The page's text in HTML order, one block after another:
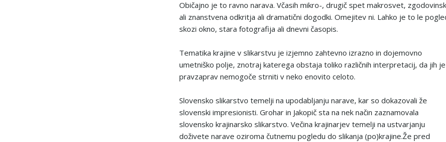
Običajno je to ravno narava. Včasih mikro-, drugič spet makrosvet,
ali znanstvena odkritja ali dramatični dogodki. Omejitev ni. Lahko je to le
skozi okno, stara fotografija ali dnevni časopis.
Tematika krajine v slikarstvu je izjemno zahtevno izrazno in dojemovno
umetniško polje, znotraj katerega obstaja toliko različnih interpretacij, da jih je
pravzaprav nemogoče strniti v neko enovito celoto.
Slovensko slikarstvo temelji na upodabljanju narave, kar so dokazovali že
slovenski impresionisti. Grohar in Jakopič sta na nek način zaznamovala
slovensko krajinarsko slikarstvo. Večina krajinarjev temelji na ustvarjanju
doživete narave oziroma čutnemu pogledu do slikanja (po)krajine.Že pred